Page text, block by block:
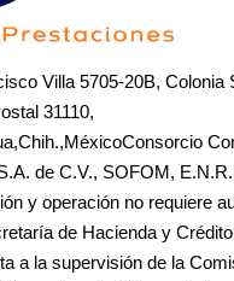
Villa 5705-20B, Colonia
31110,
de C.V., SOFOM,
y operación no requiere
de Hacienda y
a la supervisión de la